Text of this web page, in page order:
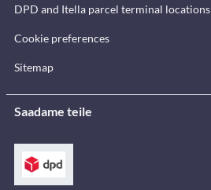
DPD and Itella parcel terminal locations
Cookie preferences
Sitemap
Saadame teile